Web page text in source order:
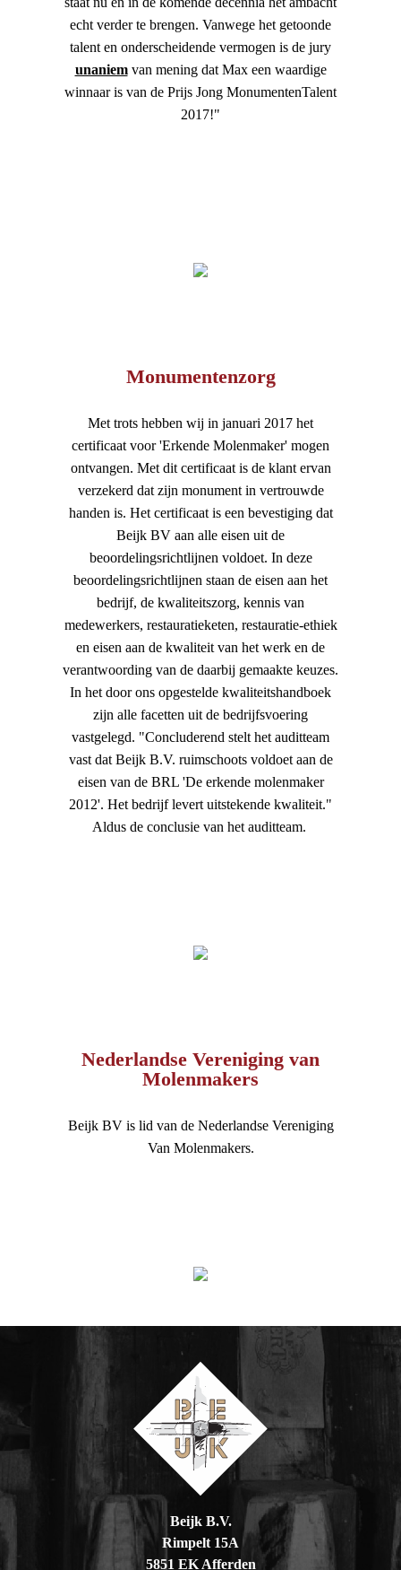
echt verder te brengen. Vanwege het getoonde
talent en onderscheidende vermogen is de jury
unaniemvan mening dat Max een waardige
winnaar is van de Prijs Jong MonumentenTalent
2017!"
Monumentenzorg
Met trots hebben wij in januari 2017 het
certificaat voor 'Erkende Molenmaker' mogen
ontvangen. Met dit certificaat is de klant ervan
verzekerd dat zijn monument in vertrouwde
handen is. Het certificaat is een bevestiging dat
Beijk BV aan alle eisen uit de
beoordelingsrichtlijnen voldoet. In deze
beoordelingsrichtlijnen staan de eisen aan het
bedrijf, de kwaliteitszorg, kennis van
medewerkers, restauratieketen, restauratie-ethiek
en eisen aan de kwaliteit van het werk en de
verantwoording van de daarbij gemaakte keuzes.
In het door ons opgestelde kwaliteitshandboek
zijn alle facetten uit de bedrijfsvoering
vastgelegd. "Concluderend stelt het auditteam
vast dat Beijk B.V. ruimschoots voldoet aan de
eisen van de BRL 'De erkende molenmaker
2012'. Het bedrijf levert uitstekende kwaliteit."
Aldus de conclusie van het auditteam.
Nederlandse Vereniging van
Molenmakers
Beijk BV is lid van de Nederlandse Vereniging
Van Molenmakers.
Beijk B.V.
Rimpelt 15A
5851 EK Afferden